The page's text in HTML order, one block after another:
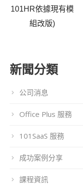
101HR依據現有模
組改版)
新聞分類
公司消息
Office Plus 服務
101SaaS 服務
成功案例分享
課程資訊